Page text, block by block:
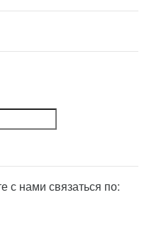
с нами связаться по: